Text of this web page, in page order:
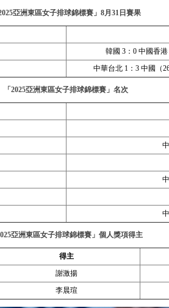
2025亞洲東區女子排球錦標賽」8月31日賽果
韓國 3：0 中國香港
中華台北 1：3 中國（
「2025亞洲東區女子排球錦標賽」名次
亞洲東區女子排球錦標賽」個人獎項得主
得主
謝激揚
李晨瑄